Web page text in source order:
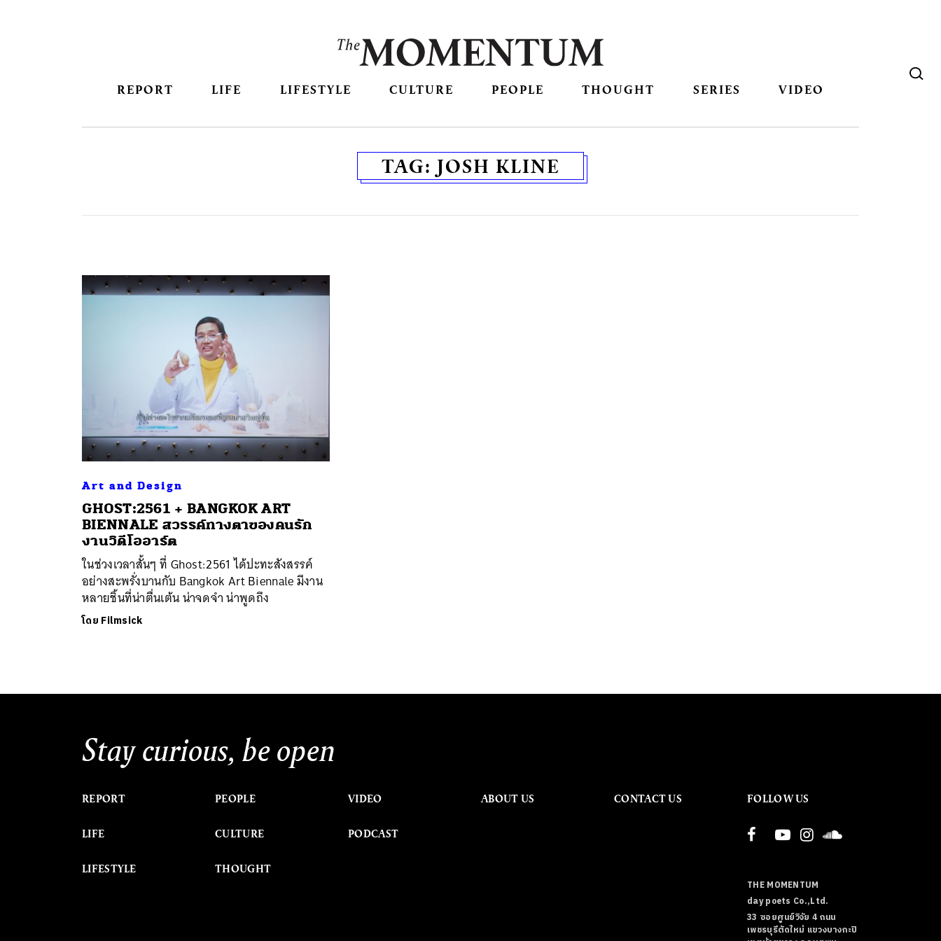
REPORT LIFE LIFESTYLE CULTURE PEOPLE THOUGHT SERIES VIDEO
TAG: JOSH KLINE
Art and Design
GHOST:2561 + BANGKOK ART
BIENNALE สวรรค์ทางตาของคนรัก
งานวิดีโออาร์ต
ในช่วงเวลาสั้นๆ ที่ Ghost:2561 ได้ปะทะสังสรรค์
อย่างสะพรั่งบานกับ Bangkok Art Biennale มีงาน
หลายชิ้นที่น่าตื่นเต้น น่าจดจำ น่าพูดถึง
โดย Filmsick
Stay curious, be open
REPORT
LIFE
LIFESTYLE
PEOPLE
CULTURE
THOUGHT
VIDEO
PODCAST
ABOUT US CONTACT US FOLLOW US
THE MOMENTUM
day poets Co.,Ltd.
33 ซอยศูนย์วิจัย 4 ถนน
เพชรบุรีตัดใหม่ แขวงบางกะปิ